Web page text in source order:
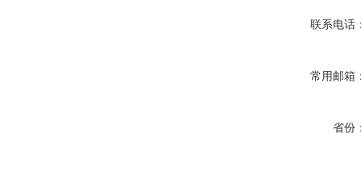
联系电话
常用邮箱
省份